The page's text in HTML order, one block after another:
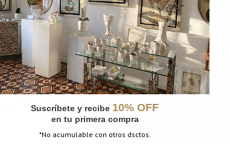
Suscríbete y recibe 10% OFF
en tu primera compra
*No acumulable con otros dsctos.